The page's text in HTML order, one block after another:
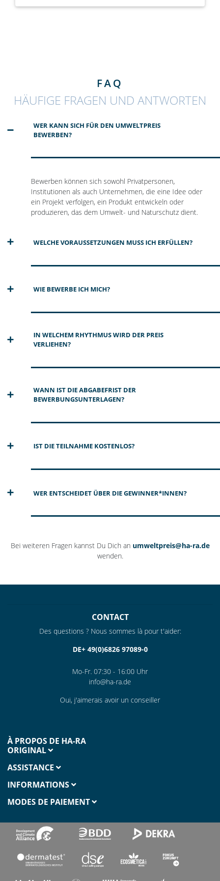
FAQ
HÄUFIGE FRAGEN UND ANTWORTEN
WER KANN SICH FÜR DEN UMWELTPREIS
BEWERBEN?
Bewerben können sich sowohl Privatpersonen,
Institutionen als auch Unternehmen, die eine Idee oder
ein Projekt verfolgen, ein Produkt entwickeln oder
produzieren, das dem Umwelt- und Naturschutz dient.
WELCHE VORAUSSETZUNGEN MUSS ICH ERFÜLLEN?
WIE BEWERBE ICH MICH?
IN WELCHEM RHYTHMUS WIRD DER PREIS
VERLIEHEN?
WANN IST DIE ABGABEFRIST DER
BEWERBUNGSUNTERLAGEN?
IST DIE TEILNAHME KOSTENLOS?
WER ENTSCHEIDET ÜBER DIE GEWINNER*INNEN?
Bei weiteren Fragen kannst Du Dich an umweltpreis@ha-ra.de
wenden.
CONTACT
Des questions ? Nous sommes là pour t'aider:
DE+ 49(0)6826 97089-0
Mo-Fr. 07:30 - 16:00 Uhr
info@ha-ra.de
Oui, j'aimerais avoir un conseiller
À PROPOS DE HA-RA
ORIGINAL
ASSISTANCE
INFORMATIONS
MODES DE PAIEMENT